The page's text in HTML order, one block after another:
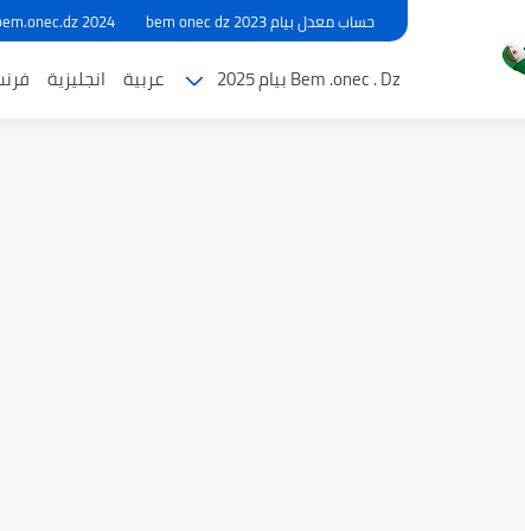
حساب معدل بيام 2023 bem onec dz 2024
Bem .onec . Dz بيام 2025 عربية انجليزية